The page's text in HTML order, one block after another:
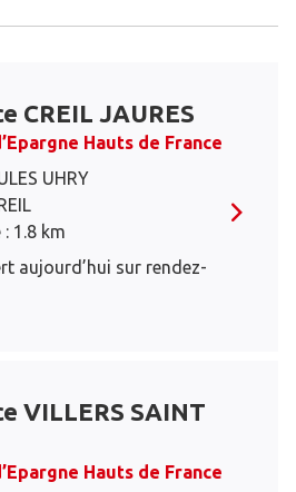
CREIL JAURES
Hauts de France
UHRY
1.8 km
aujourd’hui sur rendez-
VILLERS SAINT
Hauts de France